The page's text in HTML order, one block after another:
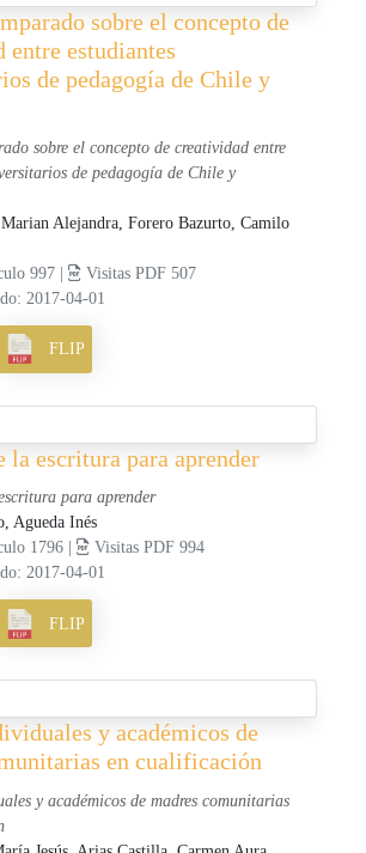
sobre el concepto de
entre estudiantes
de pedagogía de Chile y
sobre el concepto de creatividad entre
de pedagogía de Chile y
Alejandra,Forero Bazurto, Camilo
997 |
Visitas PDF 507
2017-04-01
FLIP
la escritura para aprender
para aprender
Agueda Inés
1796 |
Visitas PDF 994
2017-04-01
FLIP
y académicos de
en cualificación
y académicos de madres comunitarias